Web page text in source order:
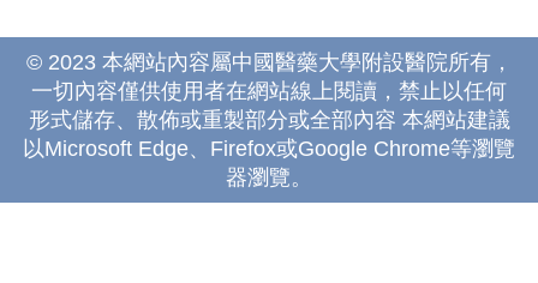
© 2023 本網站內容屬中國醫藥大學附設醫院所有，
一切內容僅供使用者在網站線上閱讀，禁止以任何
形式儲存、散佈或重製部分或全部內容 本網站建議
以Microsoft Edge、Firefox或Google Chrome等瀏覽
器瀏覽。